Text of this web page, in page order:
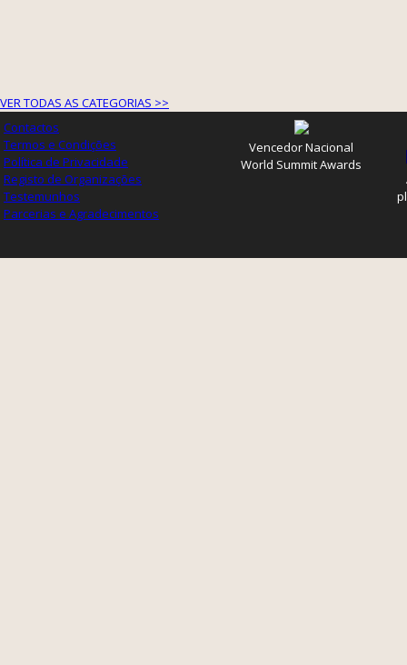
VER TODAS AS CATEGORIAS >>
Contactos
Termos e Condições
Política de Privacidade
Registo de Organizações
Testemunhos
Parcerias e Agradecimentos
Vencedor Nacional
World Summit Awards